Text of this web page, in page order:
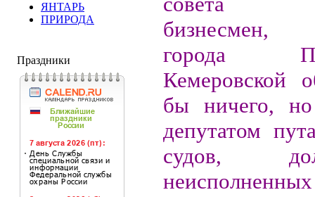
ЯНТАРЬ
ПРИРОДА
Праздники
бизнесмен,
города
Кемеровской
бы ничего, но
депутатом
судов,
неисполненных